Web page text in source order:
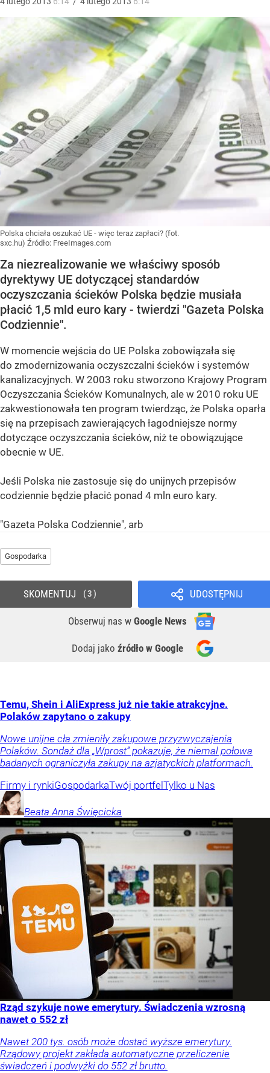
Polska chciała oszukać UE - więc teraz zapłaci? (fot.
sxc.hu) Źródło: FreeImages.com
Za niezrealizowanie we właściwy sposób
dyrektywy UE dotyczącej standardów
oczyszczania ścieków Polska będzie musiała
płacić 1,5 mld euro kary - twierdzi "Gazeta Polska
Codziennie".
W momencie wejścia do UE Polska zobowiązała się
do zmodernizowania oczyszczalni ścieków i systemów
kanalizacyjnych. W 2003 roku stworzono Krajowy Program
Oczyszczania Ścieków Komunalnych, ale w 2010 roku UE
zakwestionowała ten program twierdząc, że Polska oparła
się na przepisach zawierających łagodniejsze normy
dotyczące oczyszczania ścieków, niż te obowiązujące
obecnie w UE.
Jeśli Polska nie zastosuje się do unijnych przepisów
codziennie będzie płacić ponad 4 mln euro kary.
"Gazeta Polska Codziennie", arb
Gospodarka
UDOSTĘPNIJ
Obserwuj nas w Google News
Dodaj jako źródło w Google
SKOMENTUJ 3
Temu, Shein i AliExpress już nie takie atrakcyjne.
Polaków zapytano o zakupy
Nowe unijne cła zmieniły zakupowe przyzwyczajenia
Polaków. Sondaż dla „Wprost” pokazuje, że niemal połowa
badanych ograniczyła zakupy na azjatyckich platformach.
Firmy i rynkiGospodarkaTwój portfel Tylko u Nas
Beata Anna Święcicka
Rząd szykuje nowe emerytury. Świadczenia wzrosną
nawet o 552 zł
Nawet 200 tys. osób może dostać wyższe emerytury.
Rządowy projekt zakłada automatyczne przeliczenie
świadczeń i podwyżki do 552 zł brutto.